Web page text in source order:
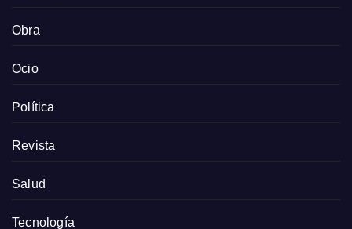
Obra
Ocio
Política
Revista
Salud
Tecnología